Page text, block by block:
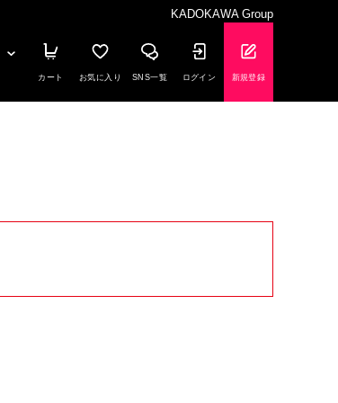
KADOKAWA Group
カート お気に入り SNS一覧 ログイン 新規登録